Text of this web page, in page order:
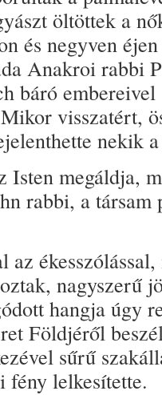
öltöttek a
és negyven
Anakroi rabbi
báró
visszatért,
nekik
Isten megáldja,
rabbi, a társam
az
nagyszerű
hangja úgy
Földjéről
sűrű
fény lelkesítette.